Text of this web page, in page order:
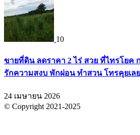
10
ขายที่ดิน ลดราคา 2 ไร่ สวย ที่ไทรโยค
รักความสงบ พักผ่อน ทำสวน โทรคุยเลย
24 เมษายน 2026
© Copyright 2021-2025